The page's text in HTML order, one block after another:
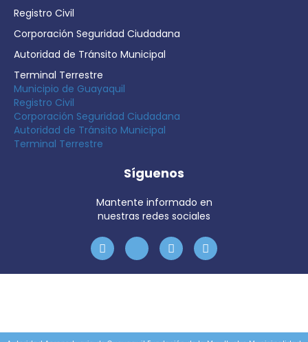
Registro Civil
Corporación Seguridad Ciudadana
Autoridad de Tránsito Municipal
Terminal Terrestre
Municipio de Guayaquil
Registro Civil
Corporación Seguridad Ciudadana
Autoridad de Tránsito Municipal
Terminal Terrestre
Síguenos
Mantente informado en
nuestras redes sociales